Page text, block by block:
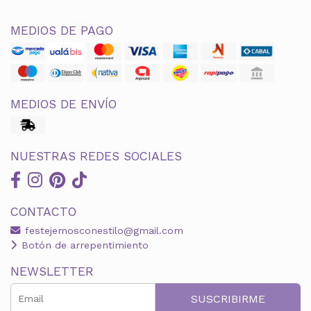
MEDIOS DE PAGO
MEDIOS DE ENVÍO
NUESTRAS REDES SOCIALES
CONTACTO
festejemosconestilo@gmail.com
Botón de arrepentimiento
NEWSLETTER
SUSCRIBIRME